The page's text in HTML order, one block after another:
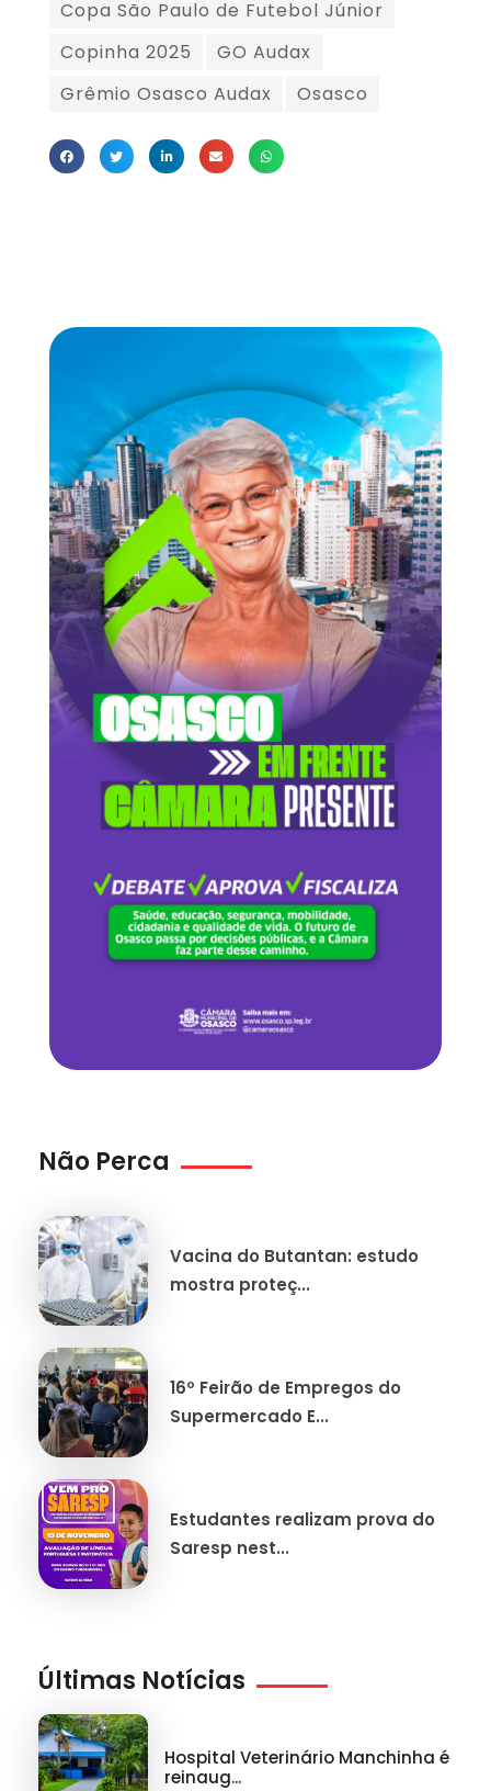
Copa São Paulo de Futebol Júnior
Copinha 2025
GO Audax
Grêmio Osasco Audax
Osasco
Não Perca
Vacina do Butantan: estudo
mostra proteç...
16º Feirão de Empregos do
Supermercado E...
Estudantes realizam prova do
Saresp nest...
Últimas Notícias
Hospital Veterinário Manchinha é
reinaug...